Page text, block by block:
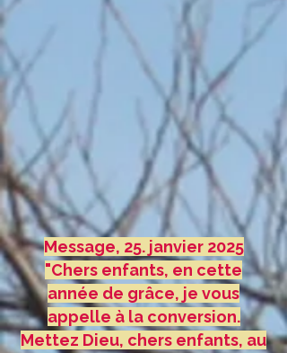
Message, 25. janvier 2025
"Chers enfants, en cette
année de grâce, je vous
appelle à la conversion.
Mettez Dieu, chers enfants, au